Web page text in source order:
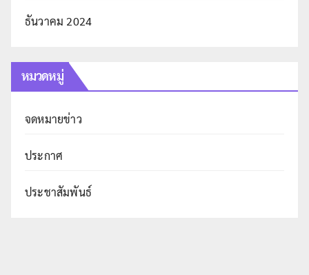
ธันวาคม 2024
หมวดหมู่
จดหมายข่าว
ประกาศ
ประชาสัมพันธ์